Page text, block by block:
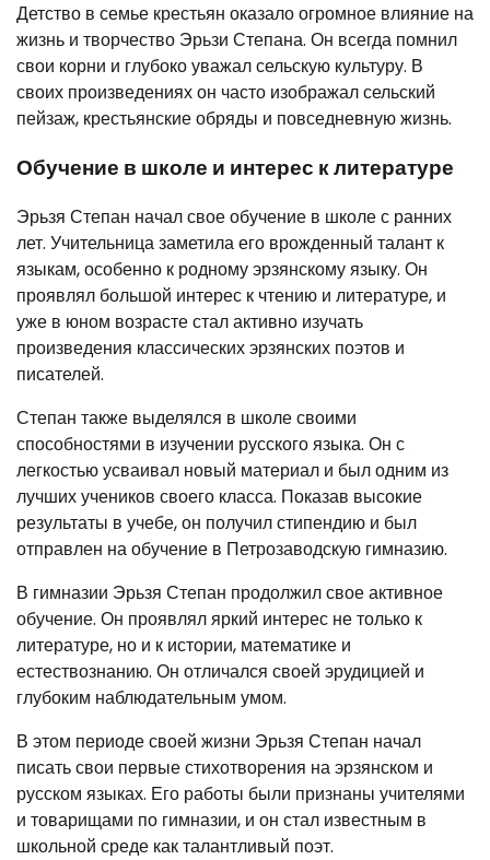
Детство в семье крестьян оказало огромное влияние на
жизнь и творчество Эрьзи Степана. Он всегда помнил
свои корни и глубоко уважал сельскую культуру. В
своих произведениях он часто изображал сельский
пейзаж, крестьянские обряды и повседневную жизнь.
Обучение в школе и интерес к литературе
Эрьзя Степан начал свое обучение в школе с ранних
лет. Учительница заметила его врожденный талант к
языкам, особенно к родному эрзянскому языку. Он
проявлял большой интерес к чтению и литературе, и
уже в юном возрасте стал активно изучать
произведения классических эрзянских поэтов и
писателей.
Степан также выделялся в школе своими
способностями в изучении русского языка. Он с
легкостью усваивал новый материал и был одним из
лучших учеников своего класса. Показав высокие
результаты в учебе, он получил стипендию и был
отправлен на обучение в Петрозаводскую гимназию.
В гимназии Эрьзя Степан продолжил свое активное
обучение. Он проявлял яркий интерес не только к
литературе, но и к истории, математике и
естествознанию. Он отличался своей эрудицией и
глубоким наблюдательным умом.
В этом периоде своей жизни Эрьзя Степан начал
писать свои первые стихотворения на эрзянском и
русском языках. Его работы были признаны учителями
и товарищами по гимназии, и он стал известным в
школьной среде как талантливый поэт.